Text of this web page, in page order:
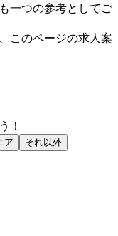
一つの参考としてご
このページの求人案
！
ア
それ以外